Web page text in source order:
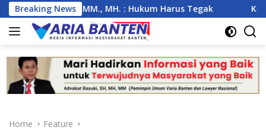
Skip
to
content
Breaking News
SH., MM., MH. : Hukum Harus Tegak Kemarau
Home Feature